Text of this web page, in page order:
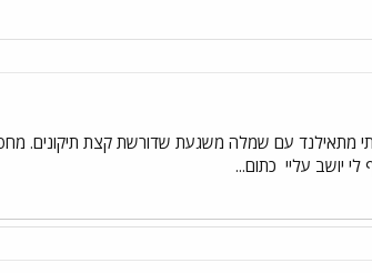
מתאילנד עם שמלה משגעת שדורשת קצת תיקונים.
יושב עליי כתום...